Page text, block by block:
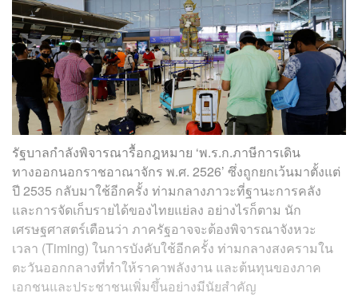
รัฐบาลกำลังพิจารณารื้อกฎหมาย ‘พ.ร.ก.ภาษีการเดิน
ทางออกนอกราชอาณาจักร พ.ศ. 2526’ ซึ่งถูกยกเว้นมาตั้งแต่
ปี 2535 กลับมาใช้อีกครั้ง ท่ามกลางภาวะที่ฐานะการคลัง
และการจัดเก็บรายได้ของไทยแย่ลง อย่างไรก็ตาม นัก
เศรษฐศาสตร์เตือนว่า ภาครัฐอาจจะต้องพิจารณาจังหวะ
เวลา (Timing) ในการบังคับใช้อีกครั้ง ท่ามกลางสงครามใน
ตะวันออกกลางที่ทำให้ราคาพลังงาน และต้นทุนของภาค
เอกชนและประชาชนเพิ่มขึ้นอย่างมีนัยสำคัญ